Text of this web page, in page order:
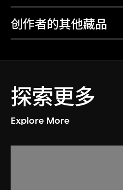
创作者的其他藏品
探索更多
Explore More